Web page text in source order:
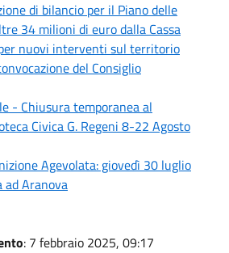
di bilancio per il Piano delle
34 milioni di euro dalla Cassa
nuovi interventi sul territorio
del Consiglio
- Chiusura temporanea al
Civica G. Regeni 8-22 Agosto
Agevolata: giovedì 30 luglio
ad Aranova
: 7 febbraio 2025, 09:17